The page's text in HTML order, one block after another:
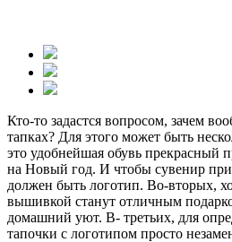
Кто-то задастся вопросом, зачем
тапках? Для этого может быть
это удобнейшая обувь прекрасный
на Новый год. И чтобы сувенир
должен быть логотип. Во-вторых,
вышивкой станут отличным
домашний уют. В- третьих, для
тапочки с логотипом просто